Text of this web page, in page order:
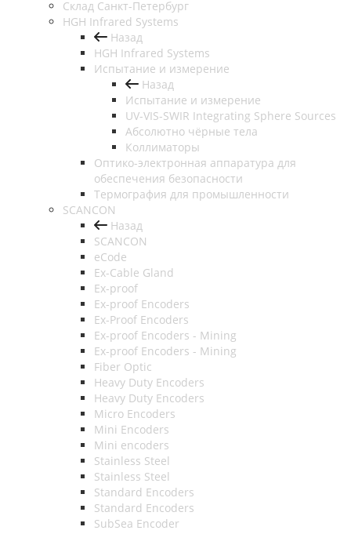
Cклад Санкт-Петербург
HGH Infrared Systems
Назад
HGH Infrared Systems
Испытание и измерение
Назад
Испытание и измерение
UV-VIS-SWIR Integrating Sphere Sources
Абсолютно чёрные тела
Коллиматоры
Оптико-электронная аппаратура для
обеспечения безопасности
Термография для промышленности
SCANCON
Назад
SCANCON
eCode
Ex-Cable Gland
Ex-proof
Ex-proof Encoders
Ex-Proof Encoders
Ex-proof Encoders - Mining
Ex-proof Encoders - Mining
Fiber Optic
Heavy Duty Encoders
Heavy Duty Encoders
Micro Encoders
Mini Encoders
Mini encoders
Stainless Steel
Stainless Steel
Standard Encoders
Standard Encoders
SubSea Encoder